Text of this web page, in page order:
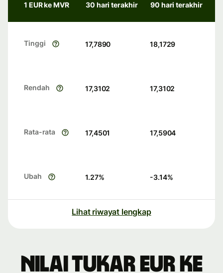
1 EUR ke MVR 30 hari terakhir 90 hari terakhir
Tinggi 17,7890 18,1729
Rendah 17,3102 17,3102
Rata-rata 17,4501 17,5904
Ubah 1.27% -3.14%
Lihat riwayat lengkap
Nilai tukar EUR ke